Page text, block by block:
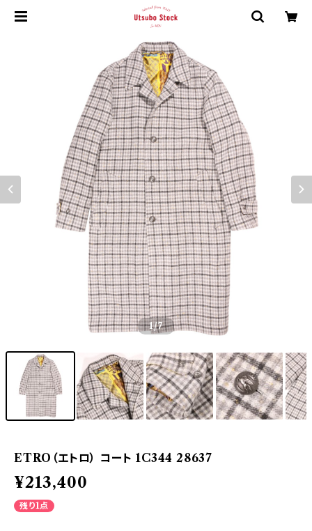
1/7
ETRO（エトロ） コート 1C344 28637
¥213,400
残り1点